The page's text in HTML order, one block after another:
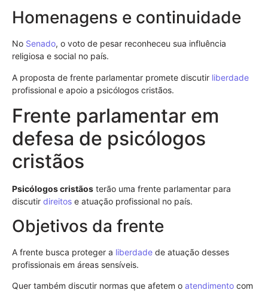
Homenagens e continuidade
No Senado, o voto de pesar reconheceu sua influência
religiosa e social no país.
A proposta de frente parlamentar promete discutir liberdade
profissional e apoio a psicólogos cristãos.
Frente parlamentar em
defesa de psicólogos
cristãos
Psicólogos cristãos terão uma frente parlamentar para
discutir direitos e atuação profissional no país.
Objetivos da frente
A frente busca proteger a liberdade de atuação desses
profissionais em áreas sensíveis.
Quer também discutir normas que afetem o atendimento com